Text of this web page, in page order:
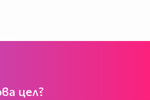
цел?